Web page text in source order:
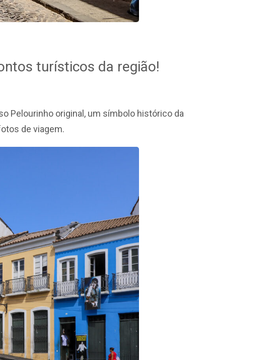
turísticos da região!
Pelourinho original, um símbolo histórico da
de viagem.